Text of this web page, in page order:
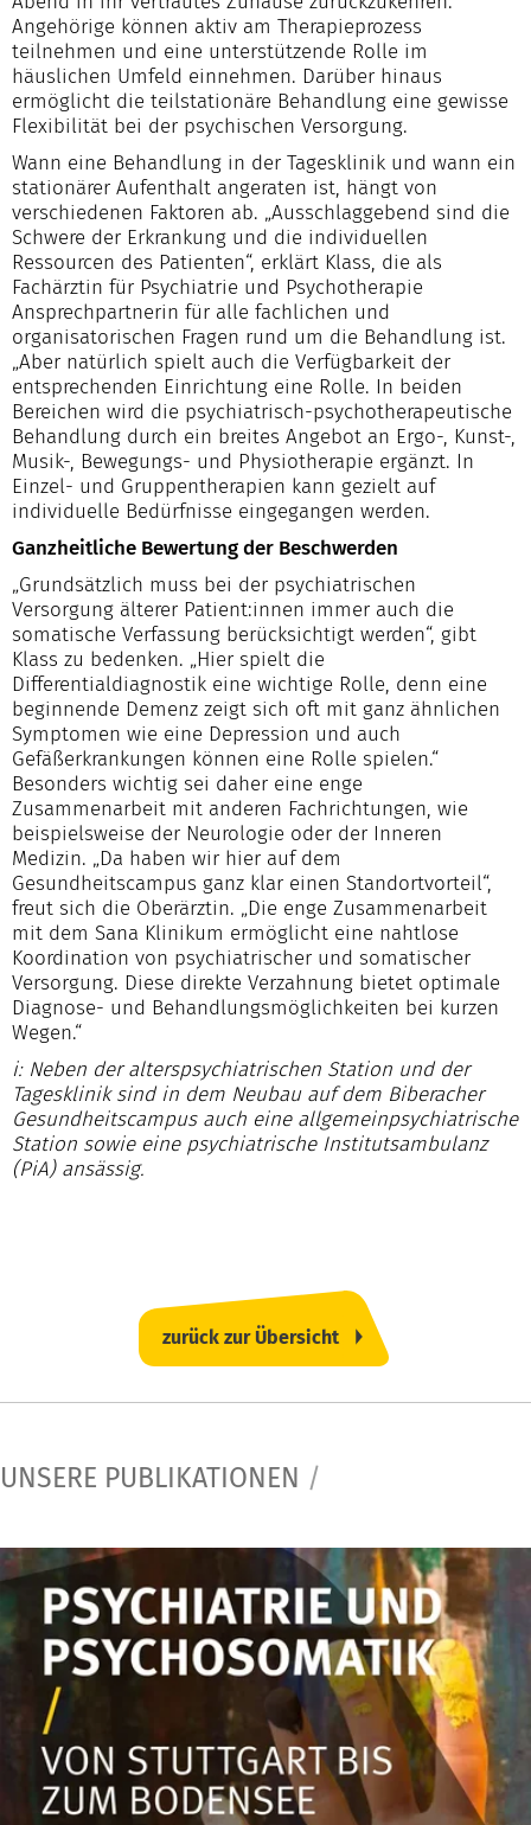
Angehörige können aktiv am Therapieprozess
teilnehmen und eine unterstützende Rolle im
häuslichen Umfeld einnehmen. Darüber hinaus
ermöglicht die teilstationäre Behandlung eine gewisse
Flexibilität bei der psychischen Versorgung.
Wann eine Behandlung in der Tagesklinik und wann ein
stationärer Aufenthalt angeraten ist, hängt von
verschiedenen Faktoren ab. „Ausschlaggebend sind die
Schwere der Erkrankung und die individuellen
Ressourcen des Patienten“, erklärt Klass, die als
Fachärztin für Psychiatrie und Psychotherapie
Ansprechpartnerin für alle fachlichen und
organisatorischen Fragen rund um die Behandlung ist.
„Aber natürlich spielt auch die Verfügbarkeit der
entsprechenden Einrichtung eine Rolle. In beiden
Bereichen wird die psychiatrisch-psychotherapeutische
Behandlung durch ein breites Angebot an Ergo-, Kunst-,
Musik-, Bewegungs- und Physiotherapie ergänzt. In
Einzel- und Gruppentherapien kann gezielt auf
individuelle Bedürfnisse eingegangen werden.
Ganzheitliche Bewertung der Beschwerden
„Grundsätzlich muss bei der psychiatrischen
Versorgung älterer Patient:innen immer auch die
somatische Verfassung berücksichtigt werden“, gibt
Klass zu bedenken. „Hier spielt die
Differentialdiagnostik eine wichtige Rolle, denn eine
beginnende Demenz zeigt sich oft mit ganz ähnlichen
Symptomen wie eine Depression und auch
Gefäßerkrankungen können eine Rolle spielen.“
Besonders wichtig sei daher eine enge
Zusammenarbeit mit anderen Fachrichtungen, wie
beispielsweise der Neurologie oder der Inneren
Medizin. „Da haben wir hier auf dem
Gesundheitscampus ganz klar einen Standortvorteil“,
freut sich die Oberärztin. „Die enge Zusammenarbeit
mit dem Sana Klinikum ermöglicht eine nahtlose
Koordination von psychiatrischer und somatischer
Versorgung. Diese direkte Verzahnung bietet optimale
Diagnose- und Behandlungsmöglichkeiten bei kurzen
Wegen.“
i: Neben der alterspsychiatrischen Station und der
Tagesklinik sind in dem Neubau auf dem Biberacher
Gesundheitscampus auch eine allgemeinpsychiatrische
Station sowie eine psychiatrische Institutsambulanz
(PiA) ansässig.
zurück zur Übersicht
UNSERE PUBLIKATIONEN /